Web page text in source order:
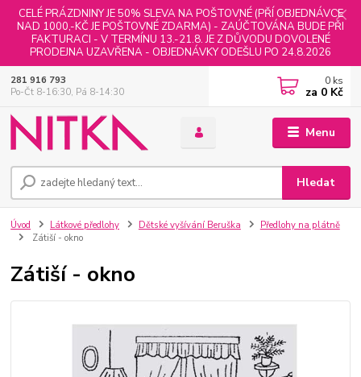
CELÉ PRÁZDNINY JE 50% SLEVA NA POŠTOVNÉ (PŘÍ OBJEDNÁVCE
NAD 1000,-KČ JE POŠTOVNÉ ZDARMA) - ZAÚČTOVÁNA BUDE PŘI
FAKTURACI - V TERMÍNU 13.-21.8. JE Z DŮVODU DOVOLENÉ
PRODEJNA UZAVŘENA - OBJEDNÁVKY ODEŠLU PO 24.8.2026
Menu
Hledat
281 916 793
Po-Čt 8-16:30, Pá 8-14:30
0 ks
za 0 Kč
Úvod Látkové předlohy Dětské vyšívání Beruška
Předlohy na plátně
Zátiší - okno
Zátiší - okno